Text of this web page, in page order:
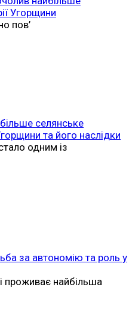
Угорщини
пов’
селянське
та його наслідки
одним із
за автономію та роль у
проживає найбільша